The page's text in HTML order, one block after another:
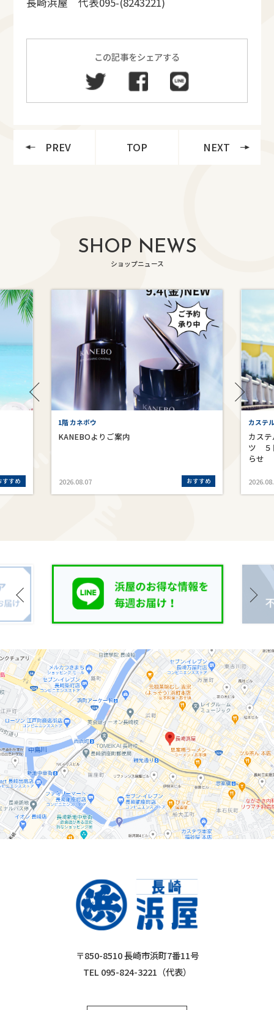
この記事をシェアする
PREV TOP NEXT
SHOP NEWS
ショップニュース
すすめ
1階 カネボウ
KANEBOよりご案内
2026.08.07 おすすめ
カステ
カス
ツ ５
らせ
〒850-8510 長崎市浜町7番11号
TEL 095-824-3221（代表）